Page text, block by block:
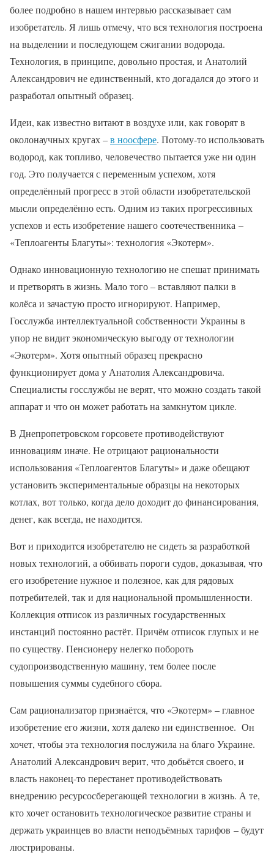
более подробно в нашем интервью рассказывает сам
изобретатель. Я лишь отмечу, что вся технология построена
на выделении и последующем сжигании водорода.
Технология, в принципе, довольно простая, и Анатолий
Александрович не единственный, кто догадался до этого и
разработал опытный образец.
Идеи, как известно витают в воздухе или, как говорят в
околонаучных кругах –в ноосфере. Потому-то использовать
водород, как топливо, человечество пытается уже ни один
год. Это получается с переменным успехом, хотя
определённый прогресс в этой области изобретательской
мысли определённо есть. Одним из таких прогрессивных
успехов и есть изобретение нашего соотечественника –
«Теплоагенты Благуты»: технология «Экотерм».
Однако инновационную технологию не спешат принимать
и претворять в жизнь. Мало того – вставляют палки в
колёса и зачастую просто игнорируют. Например,
Госслужба интеллектуальной собственности Украины в
упор не видит экономическую выгоду от технологии
«Экотерм». Хотя опытный образец прекрасно
функционирует дома у Анатолия Александровича.
Специалисты госслужбы не верят, что можно создать такой
аппарат и что он может работать на замкнутом цикле.
В Днепропетровском горсовете противодействуют
инновациям иначе. Не отрицают рациональности
использования «Теплоагентов Благуты» и даже обещают
установить экспериментальные образцы на некоторых
котлах, вот только, когда дело доходит до финансирования,
денег, как всегда, не находится.
Вот и приходится изобретателю не сидеть за разработкой
новых технологий, а оббивать пороги судов, доказывая, что
его изобретение нужное и полезное, как для рядовых
потребителей, так и для национальной промышленности.
Коллекция отписок из различных государственных
инстанций постоянно растёт. Причём отписок глупых и не
по существу. Пенсионеру нелегко побороть
судопроизводственную машину, тем более после
повышения суммы судебного сбора.
Сам рационализатор признаётся, что «Экотерм» – главное
изобретение его жизни, хотя далеко ни единственное. Он
хочет, чтобы эта технология послужила на благо Украине.
Анатолий Александрович верит, что добьётся своего, и
власть наконец-то перестанет противодействовать
внедрению ресурсосберегающей технологии в жизнь. А те,
кто хочет остановить технологическое развитие страны и
держать украинцев во власти неподъёмных тарифов – будут
люстрированы.